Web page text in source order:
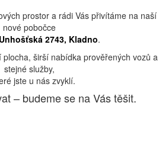
prostor a rádi Vás přivítáme na naší
nové pobočce
Unhošťská 2743, Kladno.
širší nabídka prověřených vozů a
stejné služby,
jste u nás zvyklí.
– budeme se na Vás těšit.